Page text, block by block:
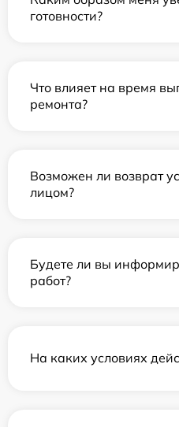
готовности?
Что влияет на время
ремонта?
Возможен ли возврат
лицом?
Будете ли вы
работ?
На каких условиях